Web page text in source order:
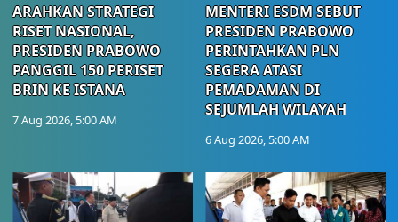
ARAHKAN STRATEGI
RISET NASIONAL,
PRESIDEN PRABOWO
PANGGIL 150 PERISET
BRIN KE ISTANA
7 Aug 2026, 5:00 AM
MENTERI ESDM SEBUT
PRESIDEN PRABOWO
PERINTAHKAN PLN
SEGERA ATASI
PEMADAMAN DI
SEJUMLAH WILAYAH
6 Aug 2026, 5:00 AM